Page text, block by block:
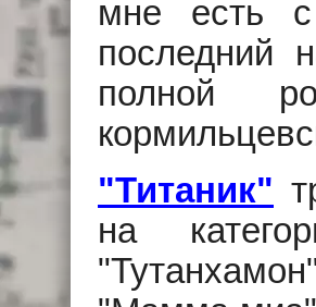
мне есть
последний
полной
"Титаник"
на